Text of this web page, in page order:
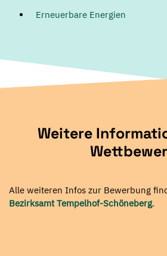
Erneuerbare Energien
Weitere
Alle weiteren Infos zur Bewerbung
Bezirksamt Tempelhof-Schöneberg.